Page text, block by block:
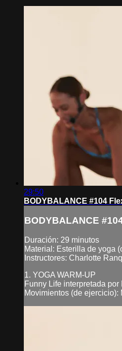
29:50
BODYBALANCE #104
BODYBALANCE
Duración: 29 minutos
Material: Esterilla de yoga
Instructores: Charlotte
1. YOGA WARM-UP
Funny Life interpretada por
Movimientos (de